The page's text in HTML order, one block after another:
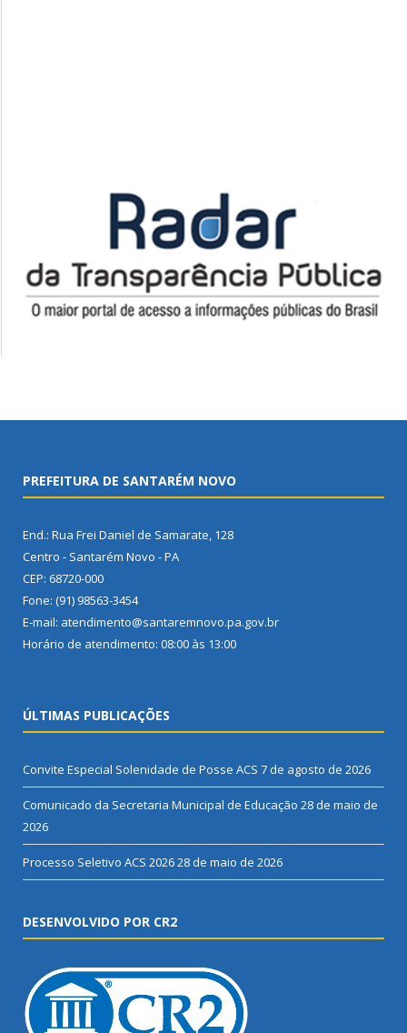
PREFEITURA DE SANTARÉM NOVO
End.: Rua Frei Daniel de Samarate, 128
Centro - Santarém Novo - PA
CEP: 68720-000
Fone: (91) 98563-3454
E-mail: atendimento@santaremnovo.pa.gov.br
Horário de atendimento: 08:00 às 13:00
ÚLTIMAS PUBLICAÇÕES
Convite Especial Solenidade de Posse ACS 7 de agosto de 2026
Comunicado da Secretaria Municipal de Educação 28 de maio de
2026
Processo Seletivo ACS 202628 de maio de 2026
DESENVOLVIDO POR CR2